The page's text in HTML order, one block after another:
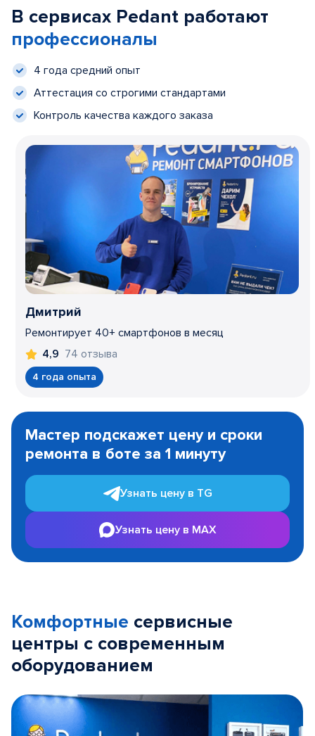
В сервисах Pedant работают
профессионалы
4 года средний опыт
Аттестация со строгими стандартами
Контроль качества каждого заказа
Дмитрий
Ремонтирует 40+ смартфонов в месяц
4,9 74 отзыва
4 года опыта
1
Мастер подскажет цену и сроки
ремонта в боте за 1 минуту
Узнать цену в TG
Узнать цену в MAX
Комфортные сервисные
центры с современным
оборудованием